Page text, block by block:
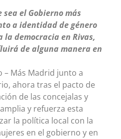
sea el Gobierno más
a identidad de género
la democracia en Rivas,
de alguna manera en
– Más Madrid junto a
ahora tras el pacto de
de las concejalas y
y refuerza esta
la política local con la
en el gobierno y en